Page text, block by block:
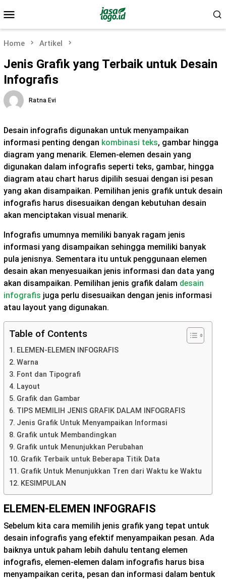
to
contentMenu
Home Artikel
Jenis Grafik yang Terbaik untuk Desain
Infografis
Ratna Evi
Desain infografis digunakan untuk menyampaikan
informasi penting dengan kombinasi teks, gambar hingga
diagram yang menarik. Elemen-elemen desain yang
digunakan dalam infografis seperti teks, gambar, hingga
diagram atau chart harus dipilih sesuai dengan isi pesan
yang akan disampaikan. Pemilihan jenis grafik untuk desain
infografis harus disesuaikan dengan kebutuhan desain
akan menciptakan visual menarik.
Infografis umumnya memiliki banyak ragam jenis
informasi yang disampaikan sehingga memiliki banyak
pula jenisnya. Sementara itu untuk penggunaan elemen
desain akan menyesuaikan jenis informasi dan data yang
akan disampaikan. Pemilihan jenis grafik dalam desain
infografis juga perlu disesuaikan dengan jenis informasi
atau layout yang digunakan.
Table of Contents
ELEMEN-ELEMEN INFOGRAFIS
Warna
Font dan Tipografi
Layout
Grafik dan Gambar
TIPS MEMILIH JENIS GRAFIK DALAM INFOGRAFIS
Jenis Grafik Untuk Menyampaikan Informasi
Grafik untuk Membandingkan
Grafik untuk Menunjukkan Perubahan
Grafik Terbaik untuk Beberapa Titik Data
Grafik Untuk Menunjukkan Tren dari Waktu ke Waktu
KESIMPULAN
ELEMEN-ELEMEN INFOGRAFIS
Sebelum kita cara memilih jenis grafik yang tepat untuk
desain infografis yang efektif menyampaikan pesan. Ada
baiknya untuk paham lebih dahulu tentang elemen
infografis, elemen-elemen dalam infografis harus bisa
menyampaikan cerita, pesan dan informasi dalam bentuk